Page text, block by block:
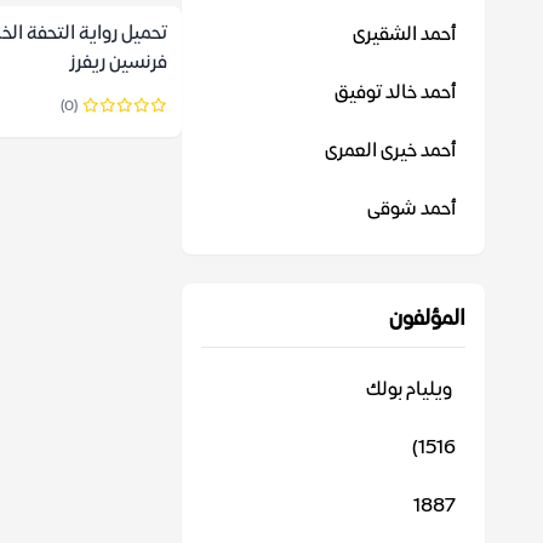
أحمد الشقيرى
أحمد خالد توفيق
أحمد خيرى العمرى
أحمد شوقى
المؤلفون
‬ ويليام بولك
1516)
1887
فرنسين ريفرز
(0)